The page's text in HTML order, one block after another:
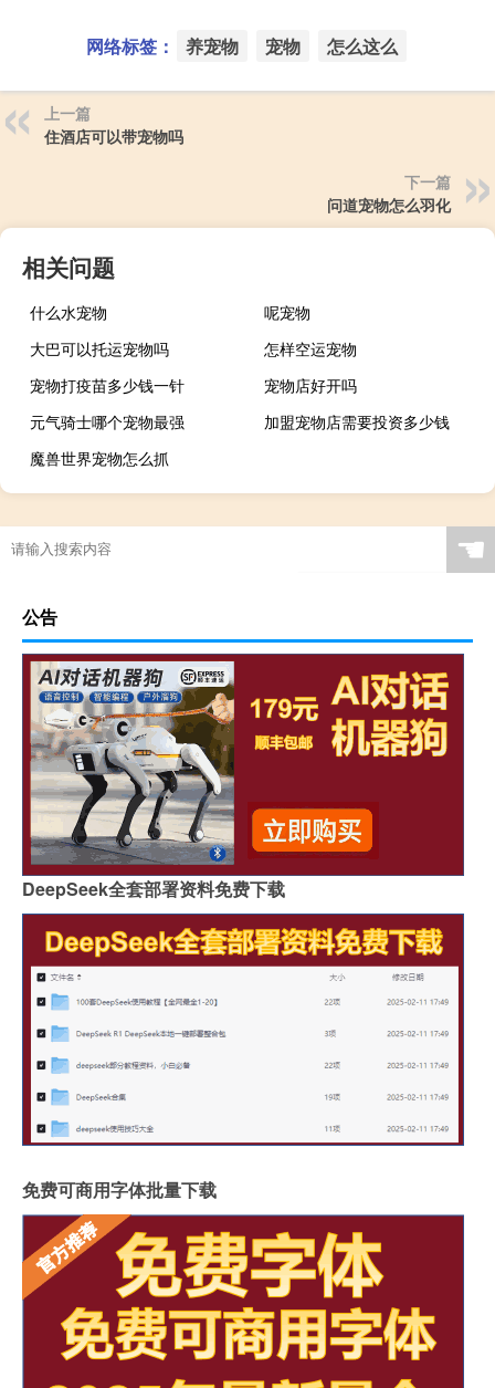
网络标签： 养宠物 宠物 怎么这么
上一篇
住酒店可以带宠物吗
下一篇
问道宠物怎么羽化
相关问题
什么水宠物
呢宠物
大巴可以托运宠物吗
怎样空运宠物
宠物打疫苗多少钱一针
宠物店好开吗
元气骑士哪个宠物最强
加盟宠物店需要投资多少钱
魔兽世界宠物怎么抓
☚
公告
DeepSeek全套部署资料免费下载
免费可商用字体批量下载